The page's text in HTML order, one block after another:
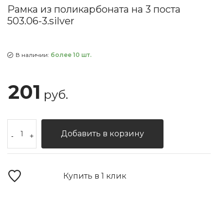
Рамка из поликарбоната на 3 поста
503.06-3.silver
В наличии: более 10 шт.
201 руб.
- + Добавить в корзину
Купить в 1 клик